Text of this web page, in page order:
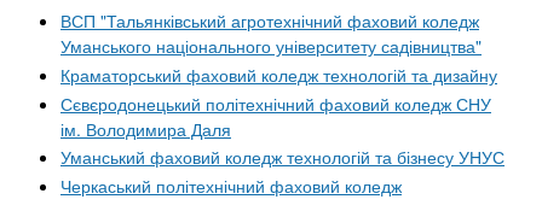
ВСП "Тальянківський агротехнічний фаховий коледж
Уманського національного університету садівництва"
Краматорський фаховий коледж технологій та дизайну
Сєвєродонецький політехнічний фаховий коледж СНУ
ім. Володимира Даля
Уманський фаховий коледж технологій та бізнесу УНУС
Черкаський політехнічний фаховий коледж